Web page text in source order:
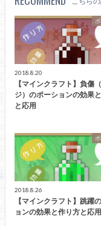
2018.8.20
【マインクラフト】負傷
ジ）のポーションの効果
と応用
2018.8.26
【マインクラフト】跳躍
ョンの効果と作り方と応用